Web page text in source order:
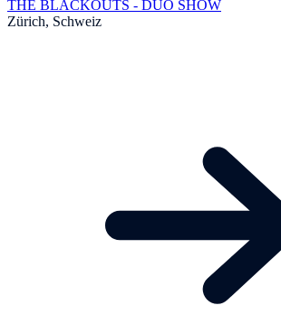
THE BLACKOUTS - DUO SHOW
Zürich, Schweiz